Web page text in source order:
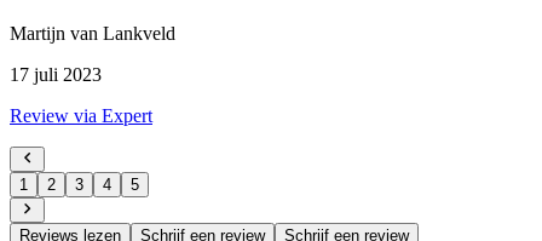
Martijn van Lankveld
17 juli 2023
Review via Expert
1 2 3 4 5
Reviews lezen Schrijf een review Schrijf een review